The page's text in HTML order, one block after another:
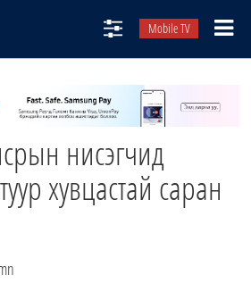
Mobile TV
нисэгчид
хувцастай саран